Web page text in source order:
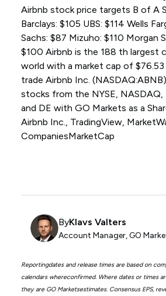
Airbnb stock price targets B of A
Barclays: $105 UBS: $114 Wells
Sachs: $87 Mizuho: $110 Morgan
$100 Airbnb is the 188 th largest
world with a market cap of $76.53
trade Airbnb Inc.
stocks from the NYSE, NASDAQ,
and DE with GO Markets as a
Airbnb Inc., TradingView,
CompaniesMarketCap
ByKlavs Valters
Account Manager, GO
Reportingdates and release times are based on
calendars whereconfirmed. Where dates or times
they are GO Marketsestimates. Consensus EPS,